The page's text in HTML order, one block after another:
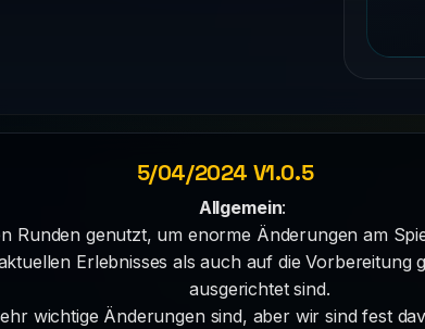
5/04/2024 V1.0.5
Allgemein:
Runden genutzt, um enorme Änderungen am
Erlebnisses als auch auf die
ausgerichtet sind.
wichtige Änderungen sind, aber wir sind fest